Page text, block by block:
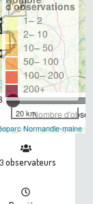
Nombre
d'observations
1– 2
2– 10
10– 50
50– 100
100– 200
200+
20 km
Normandie-maine
observateurs